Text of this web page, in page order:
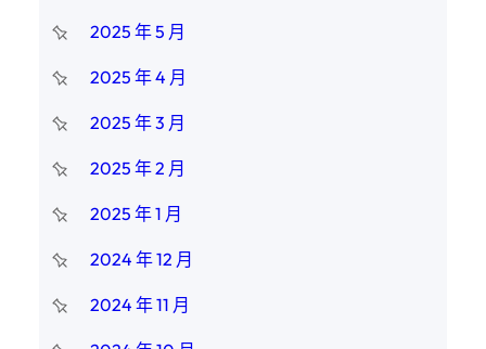
2025 年 5 月
2025 年 4 月
2025 年 3 月
2025 年 2 月
2025 年 1 月
2024 年 12 月
2024 年 11 月